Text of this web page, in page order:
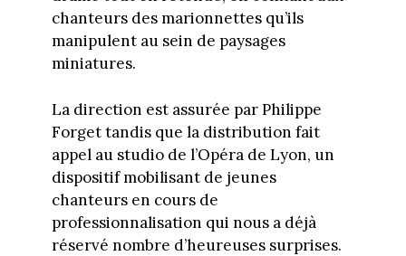
chanteurs des marionnettes qu’ils
manipulent au sein de paysages
miniatures.
La direction est assurée par Philippe
Forget tandis que la distribution fait
appel au studio de l’Opéra de Lyon, un
dispositif mobilisant de jeunes
chanteurs en cours de
professionnalisation qui nous a déjà
réservé nombre d’heureuses surprises.